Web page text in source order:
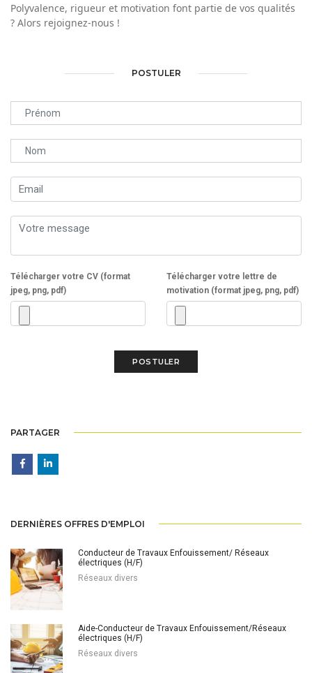
Polyvalence, rigueur et motivation font partie de vos qualités
? Alors rejoignez-nous !
POSTULER
Télécharger votre CV (format
jpeg, png, pdf)
Télécharger votre lettre de
motivation (format jpeg, png, pdf)
PARTAGER
DERNIÈRES OFFRES D'EMPLOI
Conducteur de Travaux Enfouissement/ Réseaux
électriques (H/F)
Réseaux divers
Aide-Conducteur de Travaux Enfouissement/Réseaux
électriques (H/F)
Réseaux divers